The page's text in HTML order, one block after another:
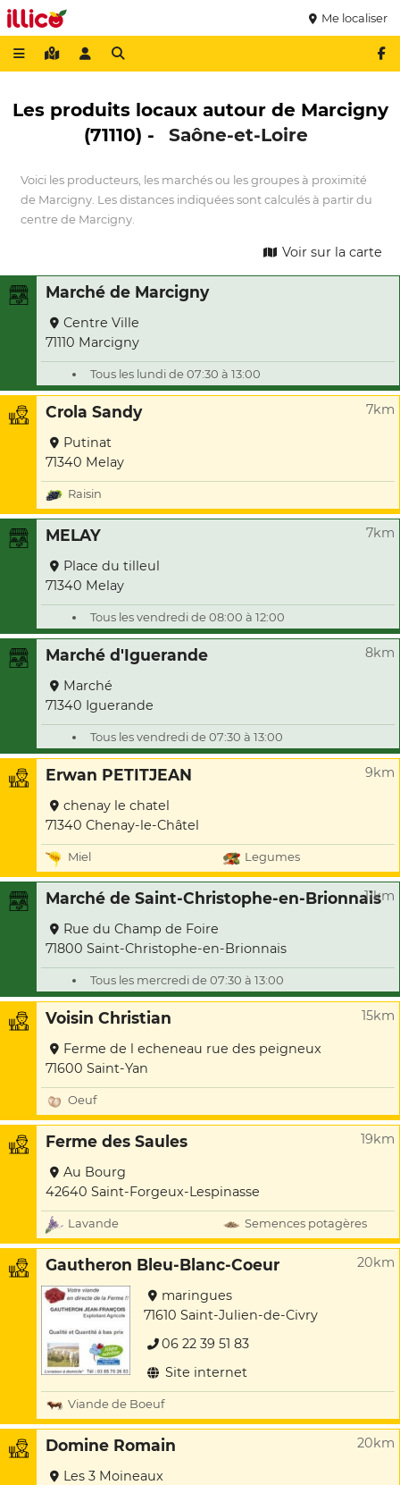
Me localiser
Les produits locaux autour de Marcigny
(71110) -
Saône-et-Loire
Voici les producteurs, les marchés ou les groupes à proximité
de Marcigny. Les distances indiquées sont calculés à partir du
centre de Marcigny.
Voir sur la carte
Marché de Marcigny
Centre Ville
71110 Marcigny
Tous les lundi de 07:30 à 13:00
Crola Sandy 7km
Putinat
71340 Melay
Raisin
MELAY 7km
Place du tilleul
71340 Melay
Tous les vendredi de 08:00 à 12:00
Marché d'Iguerande 8km
Marché
71340 Iguerande
Tous les vendredi de 07:30 à 13:00
Erwan PETITJEAN 9km
chenay le chatel
71340 Chenay-le-Châtel
Miel Legumes
Marché de Saint-Christophe-en-Brionnais
11km
Rue du Champ de Foire
71800 Saint-Christophe-en-Brionnais
Tous les mercredi de 07:30 à 13:00
Voisin Christian 15km
Ferme de l echeneau rue des peigneux
71600 Saint-Yan
Oeuf
Ferme des Saules 19km
Au Bourg
42640 Saint-Forgeux-Lespinasse
Lavande Semences potagères
Gautheron Bleu-Blanc-Coeur 20km
maringues
71610 Saint-Julien-de-Civry
06 22 39 51 83
Site internet
Viande de Boeuf
Domine Romain 20km
Les 3 Moineaux